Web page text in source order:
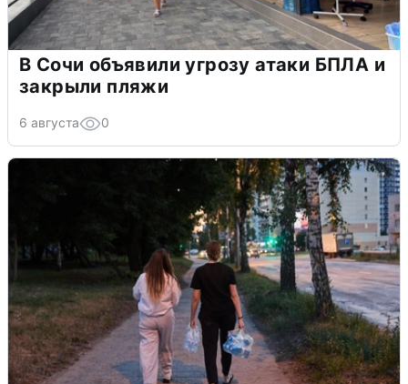
В Сочи объявили угрозу атаки БПЛА и
закрыли пляжи
6 августа 0